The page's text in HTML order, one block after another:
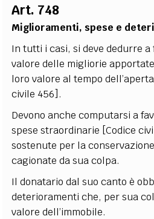
Art. 748
Miglioramenti, spese e
In tutti i casi, si deve dedurre
valore delle migliorie
loro valore al tempo
civile 456].
Devono anche computarsi a
spese straordinarie [Codice
sostenute per la
cagionate da sua colpa.
Il donatario dal suo canto è
deterioramenti che, per sua
valore dell’immobile.